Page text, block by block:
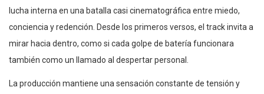
lucha interna en una batalla casi cinematográfica entre miedo,
conciencia y redención. Desde los primeros versos, el track invita a
mirar hacia dentro, como si cada golpe de batería funcionara
también como un llamado al despertar personal.
La producción mantiene una sensación constante de tensión y